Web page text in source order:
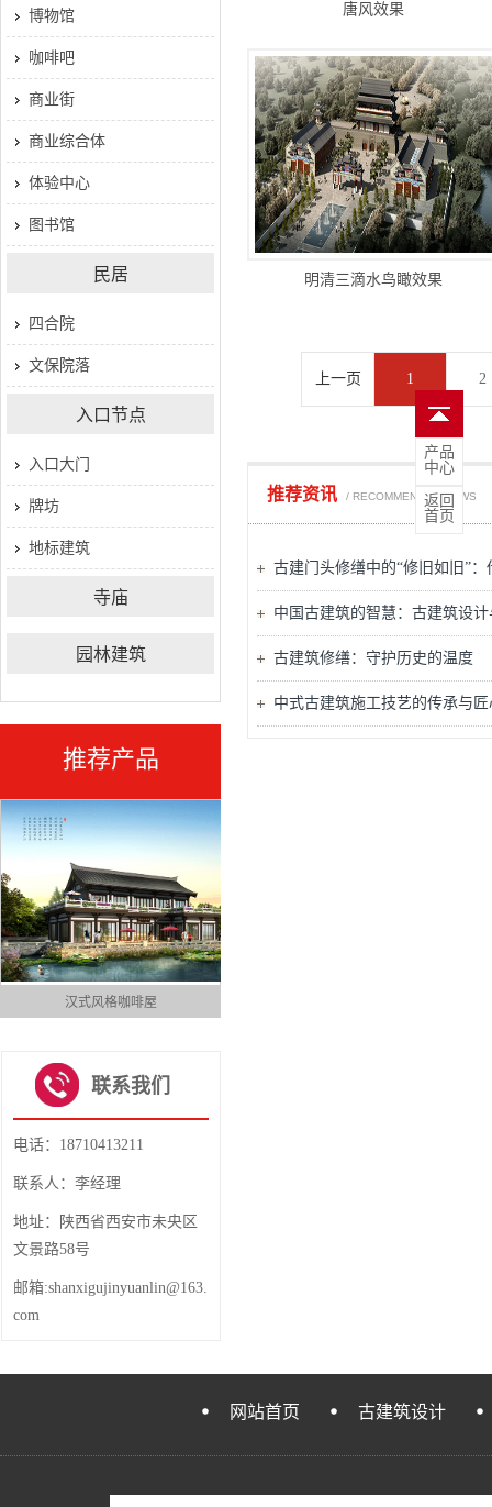
唐风效果
明清三滴水鸟瞰效果
上一页 1 2
推荐资讯 / RECOMMENDED NEWS
古建门头修缮中的“修旧如旧”
中国古建筑的智慧：古建筑设
古建筑修缮：守护历史的温度
中式古建筑施工技艺的传承与匠
博物馆
咖啡吧
商业街
商业综合体
体验中心
图书馆
民居
四合院
文保院落
入口节点
入口大门
牌坊
地标建筑
寺庙
园林建筑
推荐产品
明清风格咖啡吧
联系我们
电话：18710413211
联系人：李经理
地址：陕西省西安市未央区
文景路58号
邮箱:shanxigujinyuanlin@163.
com
网站首页 古建筑设计
产品
中心
返回
首页